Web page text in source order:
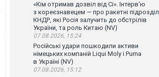
«Кім отримав дозвіл від Сі». Інтерв'ю
з кореєзнавецем — про ракетні
КНДР, які Росія залучить до обстрілів
України, та роль Китаю (NV)
07.08.2026, 15:24
Російські удари пошкодили активи
німецьких компаній Liqui Moly і Puma
в Україні (NV)
07.08.2026, 15:12